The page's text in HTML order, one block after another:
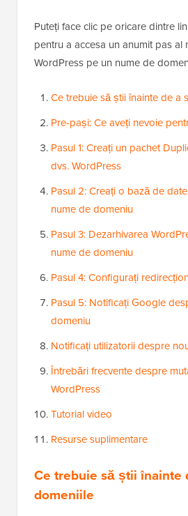
Puteți face clic pe oricare dintre
pentru a accesa un anumit pas al
WordPress pe un nume de
Ce trebuie să știi înainte de a
Pre-pași: Ce aveți nevoie
Pasul 1: Creați un pachet
dvs. WordPress
Pasul 2: Creați o bază de
nume de domeniu
Pasul 3: Dezarhivarea
nume de domeniu
Pasul 4: Configurați
Pasul 5: Notificați Google
domeniu
Notificați utilizatorii despre
Întrebări frecvente despre
WordPress
Tutorial video
Resurse suplimentare
Ce trebuie să știi înainte
domeniile